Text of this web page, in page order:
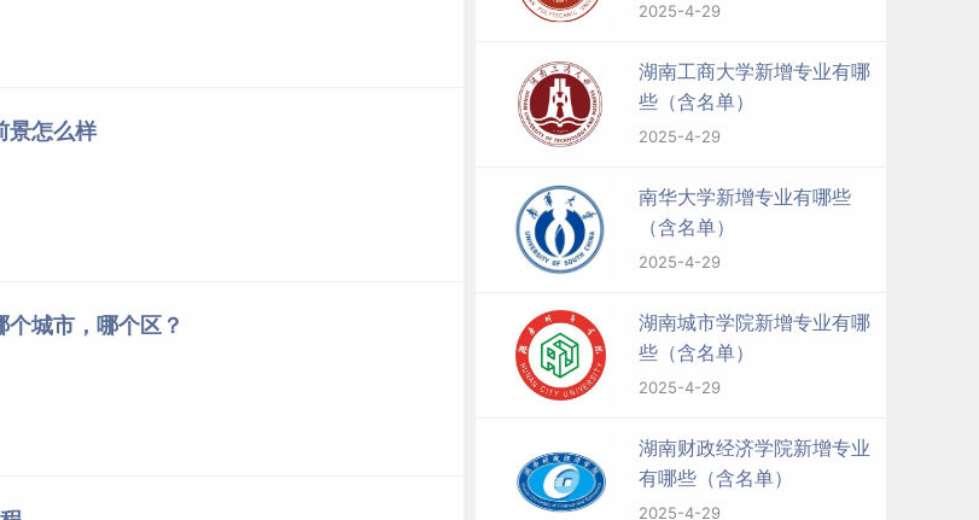
景怎么样
城市，哪个区？
2025-4-29
湖南工商大学新增专业有哪
些（含名单）
2025-4-29
南华大学新增专业有哪些
（含名单）
2025-4-29
湖南城市学院新增专业有哪
些（含名单）
2025-4-29
湖南财政经济学院新增专业
有哪些（含名单）
2025-4-29